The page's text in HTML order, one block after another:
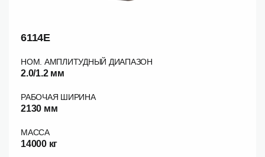
6114E
НОМ. АМПЛИТУДНЫЙ ДИАПАЗОН
2.0/1.2 мм
РАБОЧАЯ ШИРИНА
2130 мм
МАССА
14000 кг